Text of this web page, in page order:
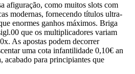
afiguração, como muitos slots com
modernas, fornecendo títulos ultra-
enormes ganhos máximos. Briga
que os multiplicadores variam
As apostas podem decorrer
uma cota infantilidade 0,10€ an
acabado para principiantes que